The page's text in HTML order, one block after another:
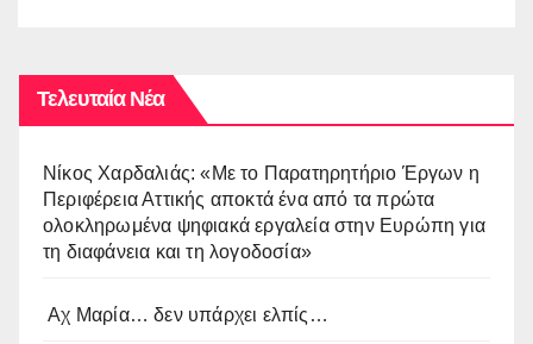
Τελευταία Νέα
Νίκος Χαρδαλιάς: «Με το Παρατηρητήριο Έργων η
Περιφέρεια Αττικής αποκτά ένα από τα πρώτα
ολοκληρωμένα ψηφιακά εργαλεία στην Ευρώπη για
τη διαφάνεια και τη λογοδοσία»
Αχ Μαρία… δεν υπάρχει ελπίς…